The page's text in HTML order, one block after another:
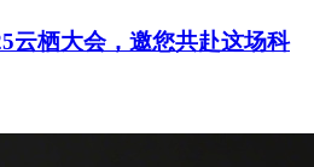
云栖大会，邀您共赴这场科